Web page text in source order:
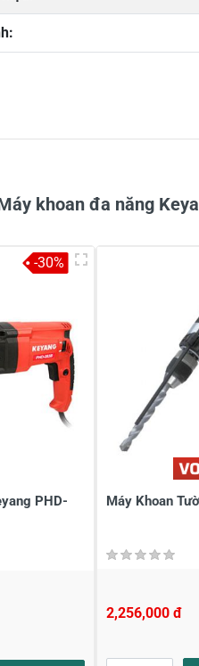
Hiếu
có gần 2 triệu, chưa có tiền
khoan đa năng
PHD-
-30%
Máy Khoan
2,256,000 đ